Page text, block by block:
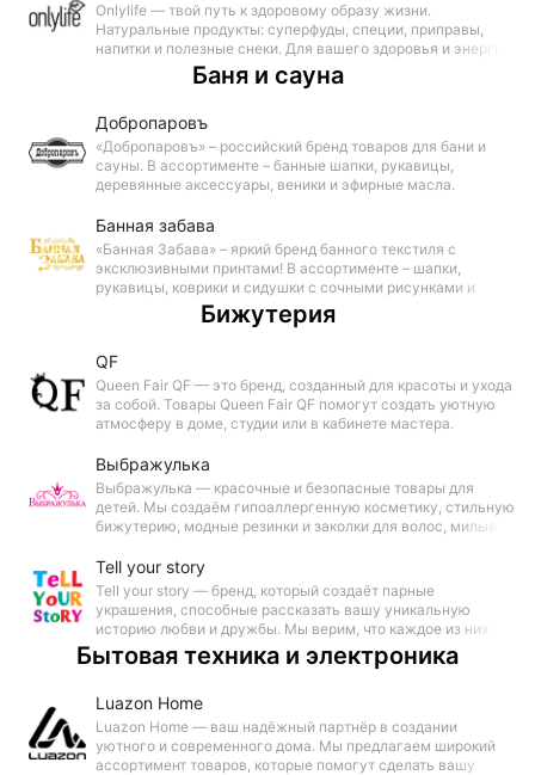
Onlylife — твой путь к здоровому образу жизни.
Натуральные продукты: суперфуды, специи, приправы,
напитки и полезные снеки. Для вашего здоровья и энергии.
Баня и сауна
Добропаровъ
«Добропаровъ» – российский бренд товаров для бани и
сауны. В ассортименте – банные шапки, рукавицы,
деревянные аксессуары, веники и эфирные масла.
традиционное качество и современный дизайн.
Банная забава
«Банная Забава» – яркий бренд банного текстиля с
эксклюзивными принтами! В ассортименте – шапки,
рукавицы, коврики и сидушки с сочными рисунками и
забавными надписями. Всё для вашего комфорта и
хорошего настроения в парной.
Бижутерия
QF
Queen Fair QF — это бренд, созданный для красоты и ухода
за собой. Товары Queen Fair QF помогут создать уютную
атмосферу в доме, студии или в кабинете мастера.
Выбражулька
Выбражулька — красочные и безопасные товары для
детей. Мы создаём гипоаллергенную косметику, стильную
бижутерию, модные резинки и заколки для волос, милые
качестве и детской радости.
Tell your story
Tell your story — бренд, который создаёт парные
украшения, способные рассказать вашу уникальную
историю любви и дружбы. Мы верим, что каждое из них
должно не только украшать, но и объединять сердца,
связывая нас с теми, кто нам дорог.
Бытовая техника и электроника
Luazon Home
Luazon Home — ваш надёжный партнёр в создании
уютного и современного дома. Мы предлагаем широкий
ассортимент товаров, которые помогут сделать вашу